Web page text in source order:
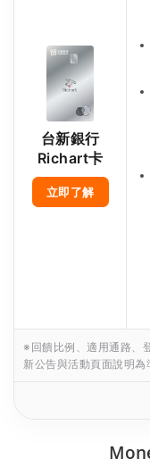
台新銀行
Richart卡
立即了解
※回饋比例、適用通路、
新公告與活動頁面說明為